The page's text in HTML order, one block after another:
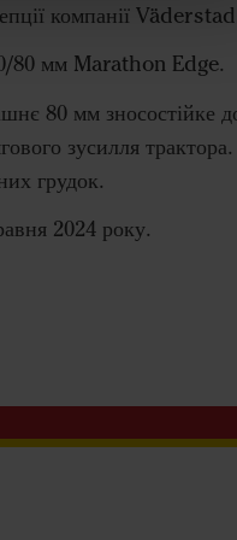
компанії
80 мм Marathon Edge.
80 мм зносостійке
зусилля
грудок.
2024 року.